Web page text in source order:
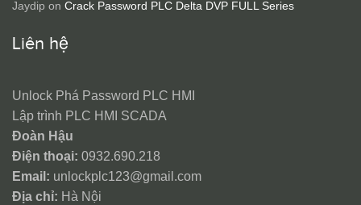
Jaydip on Crack Password PLC Delta DVP FULL Series
Liên hệ
Unlock Phá Password PLC HMI
Lập trình PLC HMI SCADA
Đoàn Hậu
Điện thoại: 0932.690.218
Email: unlockplc123@gmail.com
Địa chỉ: Hà Nội